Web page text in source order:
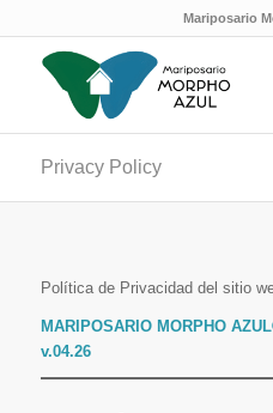
Mariposario
Privacy Policy
Política de Privacidad del sitio
MARIPOSARIO MORPHO
v.04.26